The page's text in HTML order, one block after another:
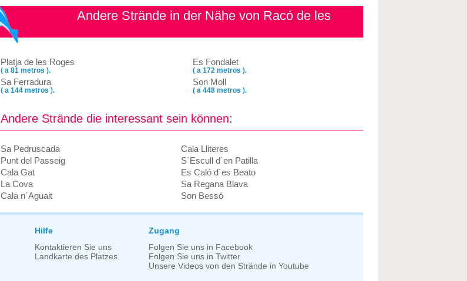
Andere Strände in der Nähe von Racó de les
Platja de les Roges
( a 81 metros ).
Sa Ferradura
( a 144 metros ).
Es Fondalet
( a 172 metros ).
Son Moll
( a 448 metros ).
Andere Strände die interessant sein können:
Sa Pedruscada
Punt del Passeig
Cala Gat
La Cova
Cala n´Aguait
Cala Lliteres
S´Escull d´en Patilla
Es Caló d´es Beato
Sa Regana Blava
Son Bessó
Hilfe
Kontaktieren Sie uns
Landkarte des Platzes
Zugang
Folgen Sie uns in Facebook
Folgen Sie uns in Twitter
Unsere Videos von den Strände in Youtube